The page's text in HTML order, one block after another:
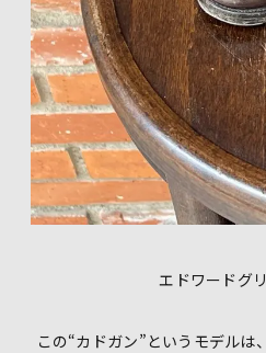
エドワードグ
この“カドガン”というモデル